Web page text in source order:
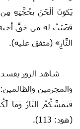
يَكونَ ألْحَنَ بحُجَّتِهِ
قَضَيْتُ له مِن حَقِّ أخِيهِ
النَّارِ» (متفق عليه).
شاهد الزور يفسد
والمجرمين
فَتَمَسَّكُمُ النَّارُ وَمَا
(هود: 113).